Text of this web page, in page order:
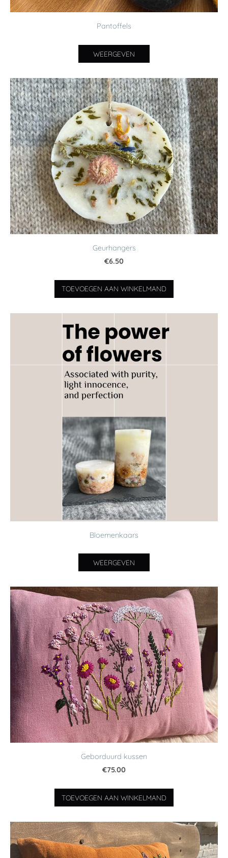
Pantoffels
WEERGEVEN
Geurhangers
€6.50
TOEVOEGEN AAN WINKELMAND
Bloemenkaars
WEERGEVEN
Geborduurd kussen
€75.00
TOEVOEGEN AAN WINKELMAND